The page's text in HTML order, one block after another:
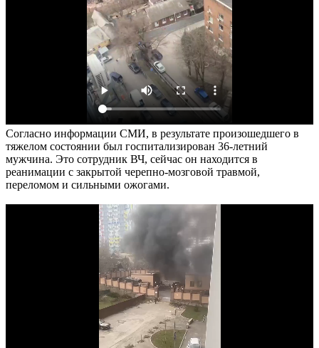
Согласно информации СМИ, в результате произошедшего в
тяжелом состоянии был госпитализирован 36-летний
мужчина. Это сотрудник ВЧ, сейчас он находится в
реанимации с закрытой черепно-мозговой травмой,
переломом и сильными ожогами.